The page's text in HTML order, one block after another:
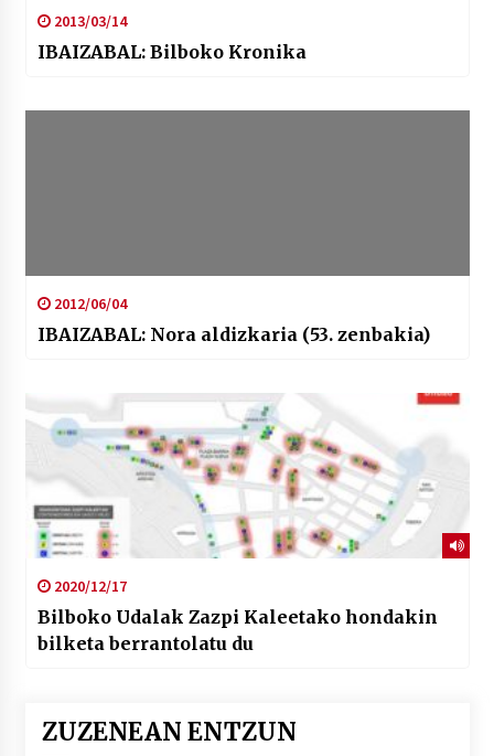
2013/03/14
IBAIZABAL: Bilboko Kronika
2012/06/04
IBAIZABAL: Nora aldizkaria (53. zenbakia)
2020/12/17
Bilboko Udalak Zazpi Kaleetako hondakin
bilketa berrantolatu du
ZUZENEAN ENTZUN